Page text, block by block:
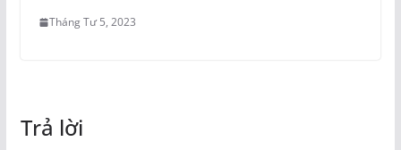
Tháng Tư 5, 2023
Trả lời